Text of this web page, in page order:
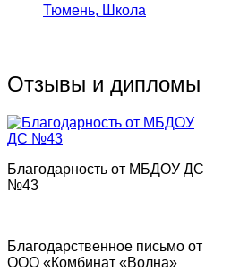
Тюмень, Школа
Отзывы и дипломы
Благодарность от МБДОУ ДС
№43
Благодарственное письмо от
ООО «Комбинат «Волна»